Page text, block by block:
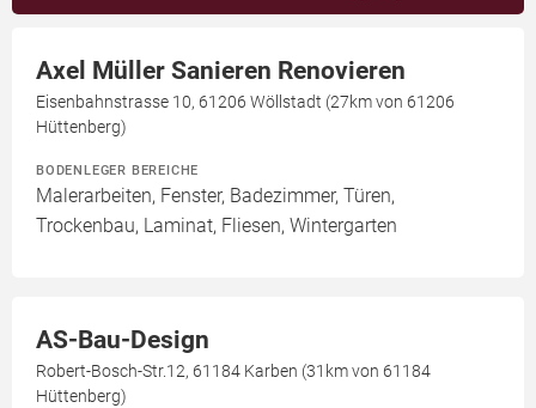
Axel Müller Sanieren Renovieren
Eisenbahnstrasse 10, 61206 Wöllstadt (27km von 61206
Hüttenberg)
BODENLEGER BEREICHE
Malerarbeiten, Fenster, Badezimmer, Türen,
Trockenbau, Laminat, Fliesen, Wintergarten
AS-Bau-Design
Robert-Bosch-Str.12, 61184 Karben (31km von 61184
Hüttenberg)